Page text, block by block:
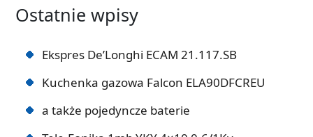
Ostatnie wpisy
Ekspres De’Longhi ECAM 21.117.SB
Kuchenka gazowa Falcon ELA90DFCREU
a także pojedyncze baterie